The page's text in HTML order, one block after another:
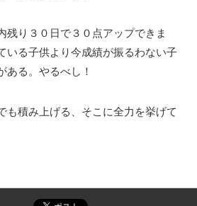
残り３０日で３０点アップできま
いる子供より今成績が振るわない子
ある。やるべし！
も積み上げる、そこに全力を挙げて